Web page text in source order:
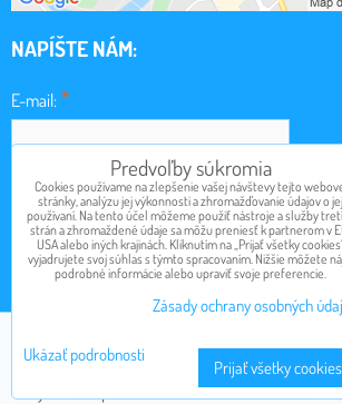
NAPÍŠTE NÁM:
E-mail:*
Obsah:*
Zásady ochrany
BiznisWeb.sk
Predvoľby súkromia
Cookies používame na zlepšenie vašej návštevy tejto
stránky, analýzu jej výkonnosti a zhromažďovanie údajov o jej
používaní. Na tento účel môžeme použiť nástroje a služby
strán a zhromaždené údaje sa môžu preniesť k partnerom v
USA alebo iných krajinách. Kliknutím na „Prijať všetky
vyjadrujete svoj súhlas s týmto spracovaním. Nižšie môžete
podrobné informácie alebo upraviť svoje preferencie.
Zásady ochrany osobných
Ukázať podrobnosti
Prijať všetky cookies